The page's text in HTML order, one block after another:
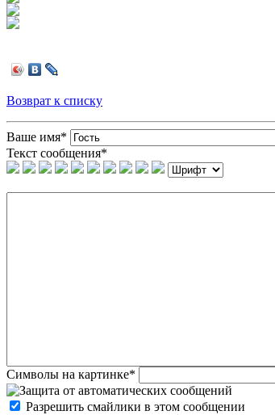
Возврат к списку
Ваше имя*
Текст сообщения*
Символы на картинке*
Разрешить смайлики в этом сообщении